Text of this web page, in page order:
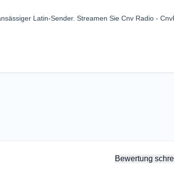
Latin-Sender. Streamen Sie Cnv Radio -
Bewertung